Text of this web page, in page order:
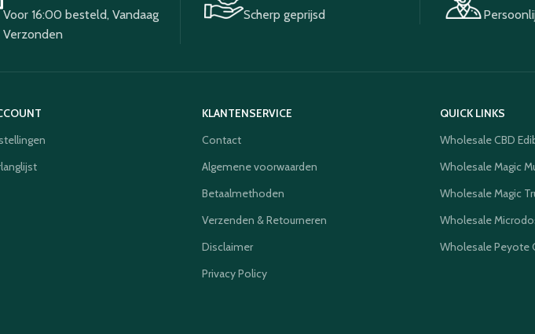
Voor 16:00 besteld, Vandaag
Verzonden
Scherp geprijsd
KLANTENSERVICE
Contact
Algemene voorwaarden
Betaalmethoden
Verzenden & Retourneren
Disclaimer
Privacy Policy
QUICK LINKS
Wholesale CBD
Wholesale Magic
Wholesale Magic
Wholesale
Wholesale Peyote